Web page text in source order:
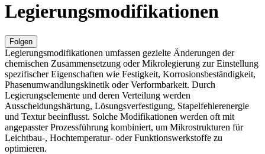
Legierungsmodifikationen
Folgen
Legierungsmodifikationen umfassen gezielte Änderungen der
chemischen Zusammensetzung oder Mikrolegierung zur Einstellung
spezifischer Eigenschaften wie Festigkeit, Korrosionsbeständigkeit,
Phasenumwandlungskinetik oder Verformbarkeit. Durch
Legierungselemente und deren Verteilung werden
Ausscheidungshärtung, Lösungsverfestigung, Stapelfehlerenergie
und Textur beeinflusst. Solche Modifikationen werden oft mit
angepasster Prozessführung kombiniert, um Mikrostrukturen für
Leichtbau-, Hochtemperatur- oder Funktionswerkstoffe zu
optimieren.